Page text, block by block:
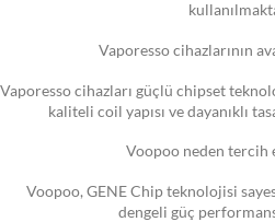
Vaporesso cihazlarının
Vaporesso cihazları güçlü chipset
kaliteli coil yapısı ve dayanıklı
Voopoo neden tercih
Voopoo, GENE Chip teknolojisi
dengeli güç